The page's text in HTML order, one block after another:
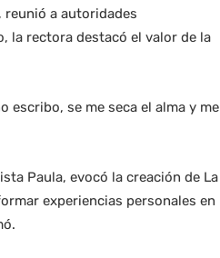
reunió a autoridades
la rectora destacó el valor de la
escribo, se me seca el alma y me
Paula, evocó la creación de La
experiencias personales en